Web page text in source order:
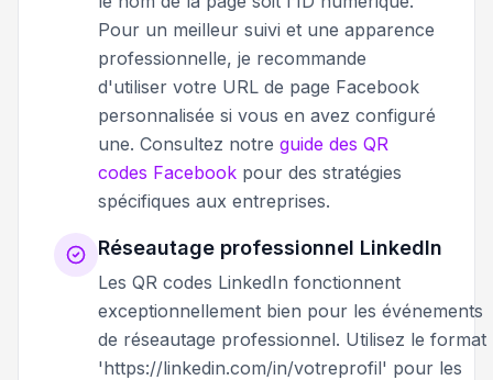
Pour un meilleur suivi et une apparence
professionnelle, je recommande
d'utiliser votre URL de page Facebook
personnalisée si vous en avez configuré
une. Consultez notre guide des QR
codes Facebook pour des stratégies
spécifiques aux entreprises.
Réseautage professionnel LinkedIn
Les QR codes LinkedIn fonctionnent
exceptionnellement bien pour les événements
de réseautage professionnel. Utilisez le format
'https://linkedin.com/in/votreprofil' pour les